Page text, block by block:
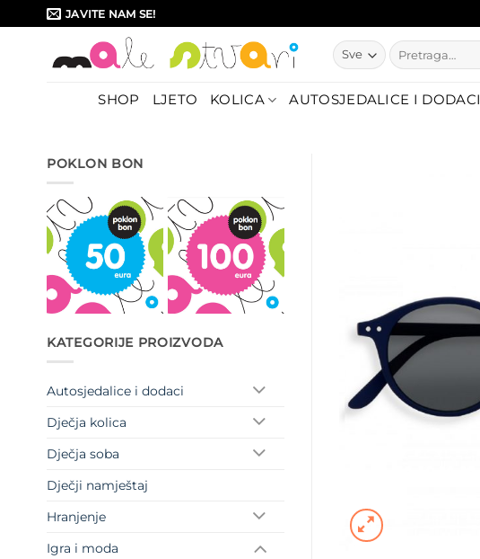
to
JAVITE NAM SE!
Pretraži:
SHOP LJETO KOLICA AUTOSJEDALICE I DODACI
POKLON BON
KATEGORIJE PROIZVODA
Autosjedalice i dodaci
Dječja kolica
Dječja soba
Dječji namještaj
Hranjenje
Igra i moda